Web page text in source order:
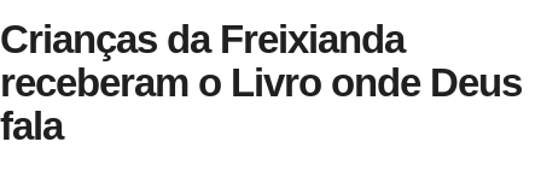
Crianças da Freixianda
receberam o Livro onde Deus
fala